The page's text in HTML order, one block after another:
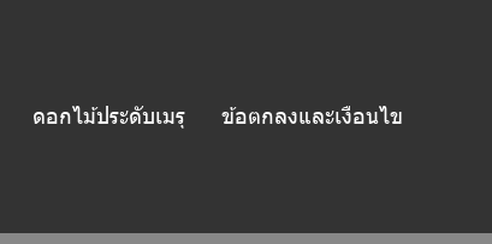
ดอกไม้ประดับเมรุ ข้อตกลงและเงือนไข